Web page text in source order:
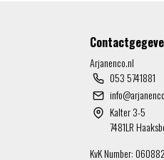
Arjanenco.nl
053 5741881
Kalter 3-5
7481LR
KvK Number: